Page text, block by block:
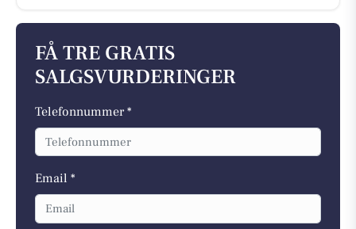
FÅ TRE GRATIS
SALGSVURDERINGER
Telefonnummer *
Email *